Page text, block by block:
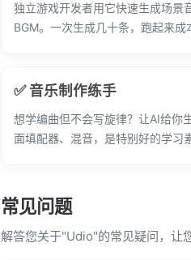
独立游戏开发者用它快速生成场景
BGM。一次生成几十条，跑起来成
✅ 音乐制作练手
想学编曲但不会写旋律？让AI给你
面填配器、混音，是特别好的学习
常见问题
解答您关于"Udio"的常见疑问，让